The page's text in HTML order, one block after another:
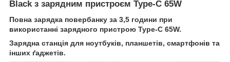
Black з зарядним пристроєм Type-C 65W
Повна зарядка повербанку за 3,5 години при
використанні зарядного пристрою Type-C 65W.
Зарядна станція для ноутбуків, планшетів, смартфонів та
інших ґаджетів.